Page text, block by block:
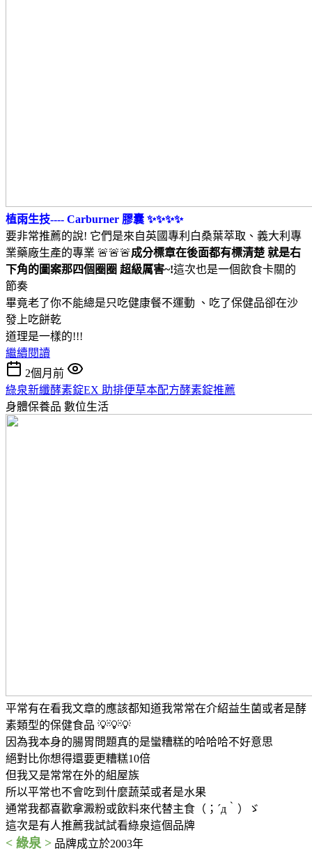
植雨生技---- Carburner 膠囊 ✨✨✨✨
要非常推薦的說! 它們是來自英國專利白桑葉萃取、義大利專
業藥廠生產的專業 🚨🚨🚨成分標章在後面都有標清楚 就是右
下角的圖案那四個圈圈 超級厲害~!這次也是一個飲食卡關的
節奏
畢竟老了你不能總是只吃健康餐不運動 、吃了保健品卻在沙
發上吃餅乾
道理是一樣的!!!
繼續閱讀
2個月前
綠泉新纖酵素錠EX 助排便草本配方酵素錠推薦
身體保養品 數位生活
平常有在看我文章的應該都知道我常常在介紹益生菌或者是酵
素類型的保健食品 💡💡💡
因為我本身的腸胃問題真的是蠻糟糕的哈哈哈不好意思
絕對比你想得還要更糟糕10倍
但我又是常常在外的組屋族
所以平常也不會吃到什麼蔬菜或者是水果
通常我都喜歡拿澱粉或飲料來代替主食（；´д｀）ゞ
這次是有人推薦我試試看綠泉這個品牌
< 綠泉 > 品牌成立於2003年